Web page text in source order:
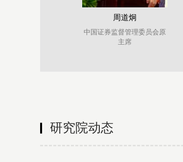
杨凯生
中国工商银行原行长
研究院动态